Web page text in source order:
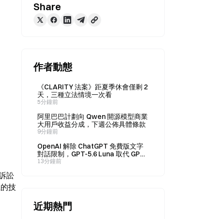
訟
技
Share
作者動態
《CLARITY 法案》距夏季休會僅剩 2
天，三種立法情境一次看
5分鐘前
阿里巴巴計劃向 Qwen 開源模型商業
大用戶收益分成，下週公佈具體條款
9分鐘前
OpenAI 解除 ChatGPT 免費版文字
對話限制，GPT-5.6 Luna 取代 GPT-
5.5
13分鐘前
近期熱門